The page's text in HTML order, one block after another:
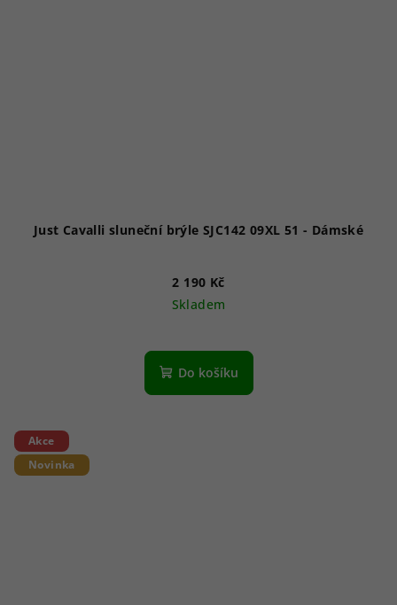
Just Cavalli sluneční brýle SJC142 09XL 51 - Dámské
2 190 Kč
Skladem
Do košíku
Akce
Novinka